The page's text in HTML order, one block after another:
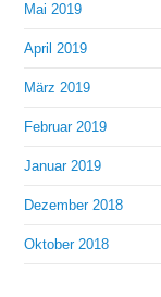
Mai 2019
April 2019
März 2019
Februar 2019
Januar 2019
Dezember 2018
Oktober 2018